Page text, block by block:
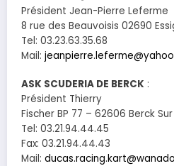
Président Jean-Pierre Leferme
8 rue des Beauvoisis 02690
Tel: 03.23.63.35.68
Mail:
ASK SCUDERIA DE BERCK :
Président Thierry
Fischer BP 77 – 62606 Berck
Tel: 03.21.94.44.45
Fax: 03.21.94.44.43
Mail: